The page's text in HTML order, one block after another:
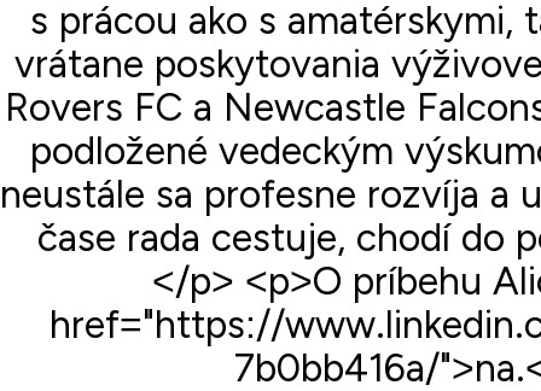
s prácou ako s
vrátane poskytovania
Rovers FC a Newcastle
podložené vedeckým
neustále sa profesne rozvíja a
čase rada cestuje, chodí do
</p> <p>O príbehu
href="https://
7b0bb416a/